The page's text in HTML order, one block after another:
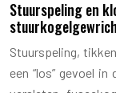
Stuurspeling en
Stuurspeling,
een “los” gevoel